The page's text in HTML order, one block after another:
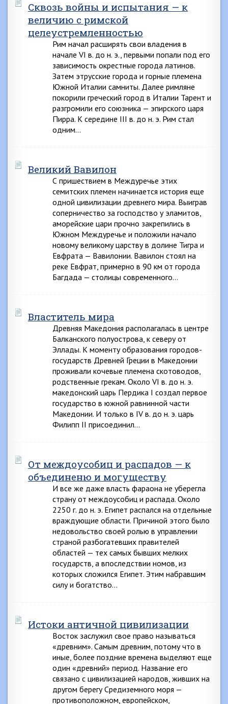
Сквозь войны и испытания — к
величию с римской
целеустремленностью
Рим начал расширять свои владения в
начале VI в. до н. э., первыми попали под его
зависимость окрестные города латинов.
Затем этрусские города и горные племена
Южной Италии самниты. Далее римляне
покорили греческий город в Италии Тарент и
разгромили его союзника — эпирского царя
Пирра. К середине III в. до н. э. Рим стал
одним…
Великий Вавилон
С пришествием в Междуречье этих
семитских племен начинается история еще
одной цивилизации древнего мира. Выиграв
соперничество за господство у эламитов,
аморейские цари прочно закрепились в
Южном Междуречье и положили начало
новому великому царству в долине Тигра и
Евфрата — Вавилонии. Вавилон стоял на
реке Евфрат, примерно в 90 км от города
Багдада — столицы современного…
Властитель мира
Древняя Македония располагалась в центре
Балканского полуострова, к северу от
Эллады. К моменту образования городов-
государств Древней Греции в Македонии
проживали кочевые племена скотоводов,
родственные грекам. Около VI в. до н. э.
македонский царь Пердика I создал первое
государство в южной равнинной части
Македонии. И только в IV в. до н. э. царь
Филипп II присоединил…
От междоусобиц и распадов — к
объединеню и могуществу
И все же даже власть фараона не уберегла
страну от междоусобиц и распада. Около
2250 г. до н. э. Египет распался на отдельные
враждующие области. Причиной этого было
недовольство своей ролью в управлении
страной разбогатевших правителей
областей — тех самых бывших мелких
государств, а впоследствии номов, из
которых сложился Египет. Этим набравшим
силу и богатство…
Истоки античной цивилизации
Восток заслужил свое право называться
«древним». Самым древним, потому что в
иные, более поздние времена выделяют еще
один «древний» период. Название его
связано с цивилизацией народов, живших на
другом берегу Средиземного моря —
противоположном, европейском,